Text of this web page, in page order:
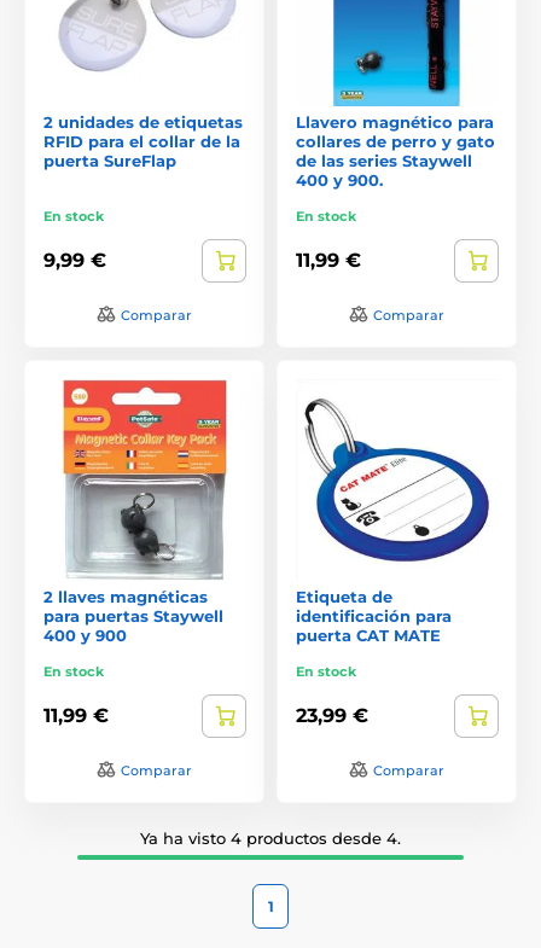
2 unidades de etiquetas
RFID para el collar de la
puerta SureFlap
En stock
9,99 €
Comparar
Llavero magnético para
collares de perro y gato
de las series Staywell
400 y 900.
En stock
11,99 €
Comparar
2 llaves magnéticas
para puertas Staywell
400 y 900
En stock
11,99 €
Comparar
Etiqueta de
identificación para
puerta CAT MATE
En stock
23,99 €
Comparar
Ya ha visto 4 productos desde 4.
1